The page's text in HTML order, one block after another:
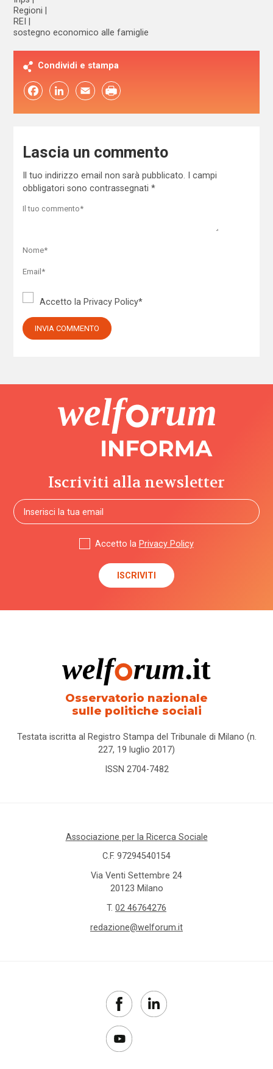
Regioni
REI
sostegno economico alle famiglie
Condividi e stampa
FacebookLinkedIn Email
Lascia un commento
Il tuo indirizzo email non sarà pubblicato.
I campi
obbligatori sono contrassegnati *
Accetto la Privacy Policy*
Iscriviti alla newsletter
Accetto la Privacy Policy
Osservatorio nazionale
sulle politiche sociali
Testata iscritta al Registro Stampa del Tribunale di Milano (n.
227, 19 luglio 2017)
ISSN 2704-7482
Associazione per la Ricerca Sociale
C.F. 97294540154
Via Venti Settembre 24
20123 Milano
T. 02 46764276
redazione@welforum.it